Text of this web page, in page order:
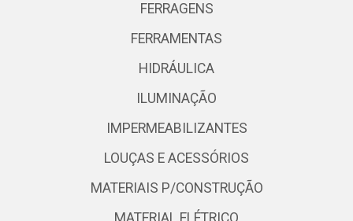
FERRAGENS
FERRAMENTAS
HIDRÁULICA
ILUMINAÇÃO
IMPERMEABILIZANTES
LOUÇAS E ACESSÓRIOS
MATERIAIS P/CONSTRUÇÃO